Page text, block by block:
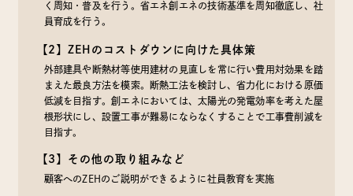
く周知・普及を行う。省エネ創エネの技術基準を周知徹底し、社
員育成を行う。
【2】ZEHのコストダウンに向けた具体策
外部建具や断熱材等使用建材の見直しを常に行い費用対効果を踏
まえた最良方法を模索。断熱工法を検討し、省力化における原価
低減を目指す。創エネにおいては、太陽光の発電効率を考えた屋
根形状にし、設置工事が難易にならなくすることで工事費削減を
目指す。
【3】その他の取り組みなど
顧客へのZEHのご説明ができるように社員教育を実施